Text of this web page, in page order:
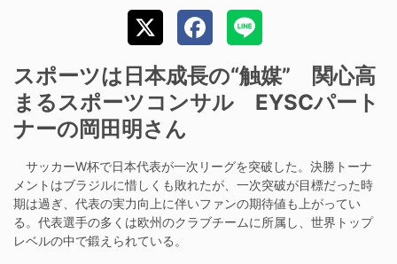
スポーツは日本成長の“触媒” 関心高
まるスポーツコンサル EYSCパート
ナーの岡田明さん
サッカーW杯で日本代表が一次リーグを突破した。決勝トーナ
メントはブラジルに惜しくも敗れたが、一次突破が目標だった時
期は過ぎ、代表の実力向上に伴いファンの期待値も上がってい
る。代表選手の多くは欧州のクラブチームに所属し、世界トップ
レベルの中で鍛えられている。